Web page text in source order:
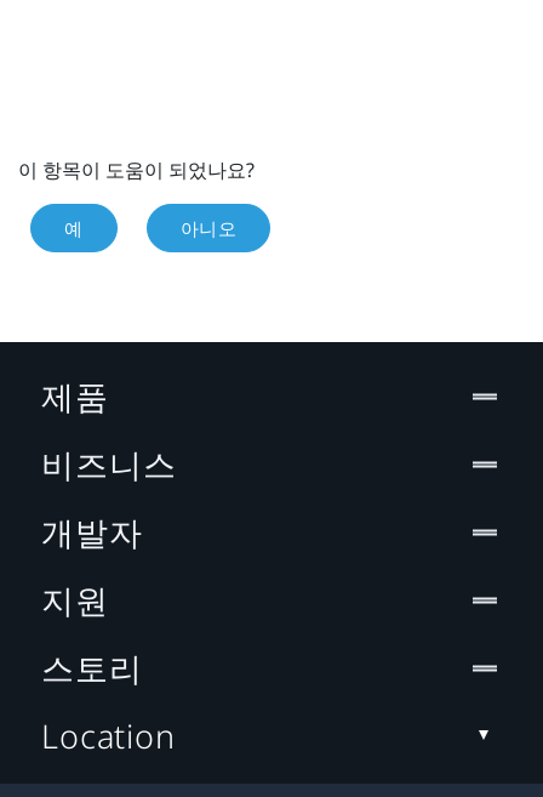
이 항목이 도움이 되었나요?
예 아니오
제품
비즈니스
개발자
지원
스토리
Location